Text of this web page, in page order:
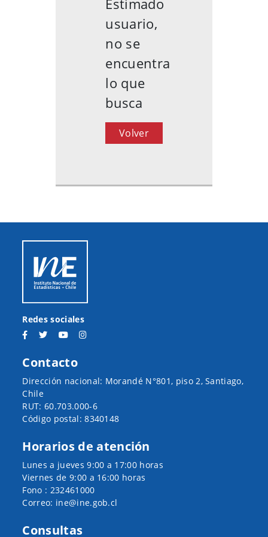
usuario,
no se
encuentra
lo que
busca
Volver
Redes sociales
Contacto
Dirección nacional: Morandé N°801, piso 2, Santiago,
Chile
RUT: 60.703.000-6
Código postal: 8340148
Horarios de atención
Lunes a jueves 9:00 a 17:00 horas
Viernes de 9:00 a 16:00 horas
Fono : 232461000
Correo: ine@ine.gob.cl
Consultas